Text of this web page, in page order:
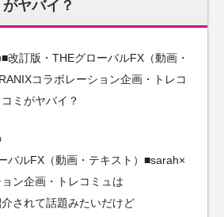
ヤバイ？
改訂版・THEグローバルFX（動画・
コラボレーション企画・トレコ
ミがヤバイ？
バルFX（動画・テキスト）■sarah×
ン企画・トレコミュは
されて話題みたいだけど